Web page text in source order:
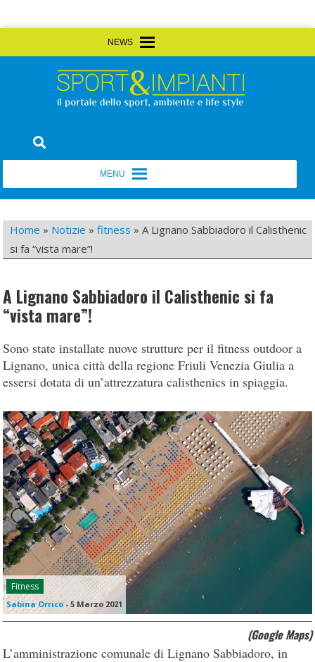
to
Sport&Impianti
Home » Notizie »fitness »A Lignano Sabbiadoro il Calisthenic
si fa “vista mare”!
A Lignano Sabbiadoro il Calisthenic si fa
“vista mare”!
Sono state installate nuove strutture per il fitness outdoor a
Lignano, unica città della regione Friuli Venezia Giulia a
essersi dotata di un’attrezzatura calisthenics in spiaggia.
Fitness
Sabina Orrico-5 Marzo 2021
(Google Maps)
L’amministrazione comunale di Lignano Sabbiadoro, in